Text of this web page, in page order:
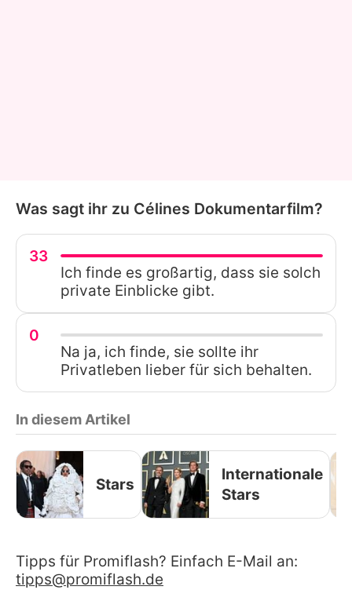
Was sagt ihr zu Célines Dokumentarfilm?
33
Ich finde es großartig, dass sie solch
private Einblicke gibt.
0
Na ja, ich finde, sie sollte ihr
Privatleben lieber für sich behalten.
In diesem Artikel
Stars
Internationale
Stars
Tipps für Promiflash? Einfach E-Mail an:
tipps@promiflash.de